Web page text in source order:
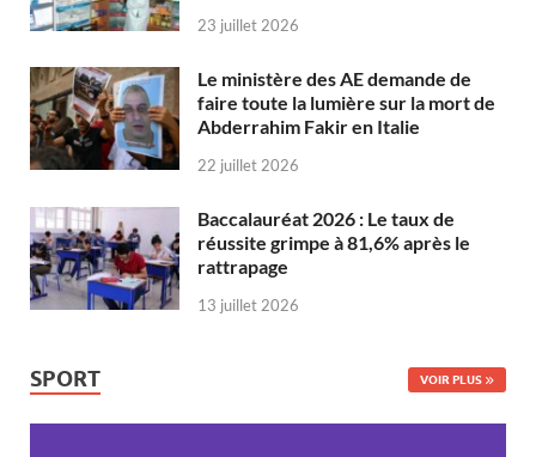
23 juillet 2026
Le ministère des AE demande de
faire toute la lumière sur la mort de
Abderrahim Fakir en Italie
22 juillet 2026
Baccalauréat 2026 : Le taux de
réussite grimpe à 81,6% après le
rattrapage
13 juillet 2026
SPORT VOIR PLUS